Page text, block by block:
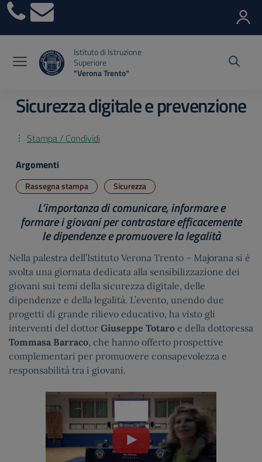
Vai ai contenuti
Vai al menu di navigazione
Vai al footer
Istituto di Istruzione
Superiore
"Verona Trento"
Sicurezza digitale e prevenzione
Stampa / Condividi
Argomenti
Rassegna stampa Sicurezza
L’importanza di comunicare, informare e
formare i giovani per contrastare efficacemente
le dipendenze e promuovere la legalità
Nella palestra dell’Istituto Verona Trento – Majorana si è
svolta una giornata dedicata alla sensibilizzazione dei
giovani sui temi della sicurezza digitale, delle
dipendenze e della legalità. L’evento, unendo due
progetti di grande rilievo educativo, ha visto gli
interventi del dottor Giuseppe Totaro e della dottoressa
Tommasa Barraco, che hanno offerto prospettive
complementari per promuovere consapevolezza e
responsabilità tra i giovani.